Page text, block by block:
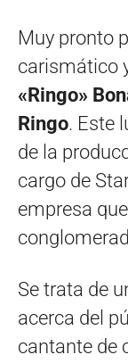
Muy pronto
carismático
«Ringo»
Ringo. Este
de la
cargo de
empresa
Se trata de
acerca del
cantante de